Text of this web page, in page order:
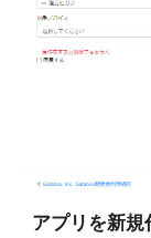
アプリを新規